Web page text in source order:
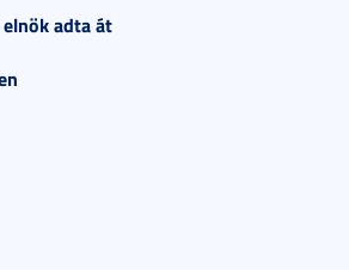
adta át